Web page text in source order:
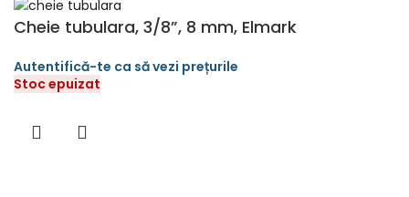
Cheie tubulara, 3/8”, 8 mm, Elmark
Stoc epuizat